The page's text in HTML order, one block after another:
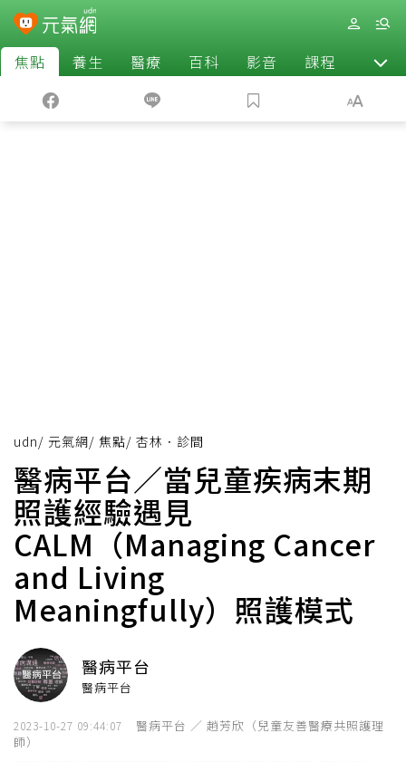
焦點 養生 醫療 百科 影音 課程 退休
udn/ 元氣網/ 焦點/ 杏林．診間
醫病平台／當兒童疾病末期
照護經驗遇見
CALM（Managing Cancer
and Living
Meaningfully）照護模式
醫病平台
醫病平台
2023-10-27 09:44:07
醫病平台 ／ 趙芳欣（兒童友善醫療共照護理
師）